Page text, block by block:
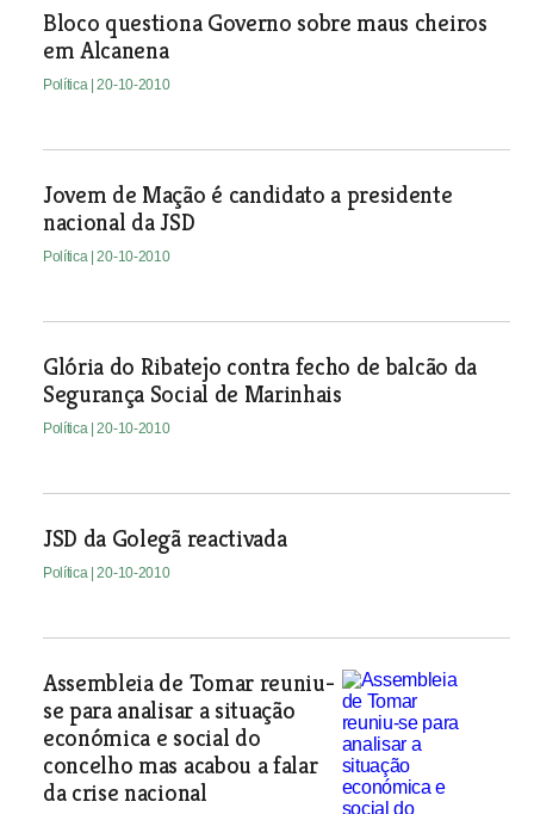
Bloco questiona Governo sobre maus cheiros
em Alcanena
Política | 20-10-2010
Jovem de Mação é candidato a presidente
nacional da JSD
Política | 20-10-2010
Glória do Ribatejo contra fecho de balcão da
Segurança Social de Marinhais
Política | 20-10-2010
JSD da Golegã reactivada
Política | 20-10-2010
Assembleia de Tomar reuniu-
se para analisar a situação
económica e social do
concelho mas acabou a falar
da crise nacional